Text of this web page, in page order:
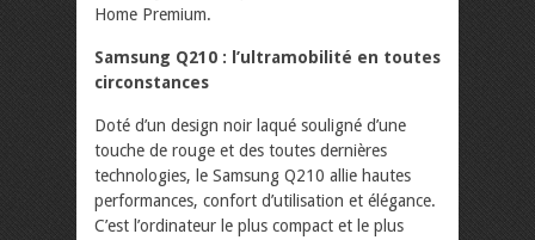
Home Premium.
Samsung Q210 : l’ultramobilité en toutes
circonstances
Doté d’un design noir laqué souligné d’une
touche de rouge et des toutes dernières
technologies, le Samsung Q210 allie hautes
performances, confort d’utilisation et élégance.
C’est l’ordinateur le plus compact et le plus